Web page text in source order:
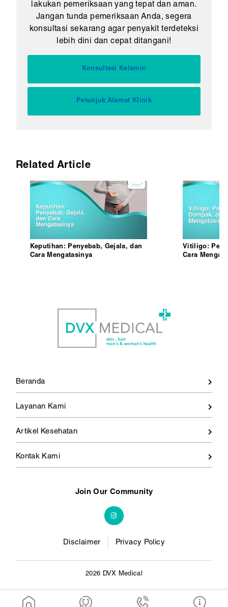
lakukan pemeriksaan yang tepat dan aman.
Jangan tunda pemeriksaan Anda, segera
konsultasi sekarang agar penyakit terdeteksi
lebih dini dan cepat ditangani!
Konsultasi Kelamin
Petunjuk Alamat Klinik
Related Article
Keputihan: Penyebab, Gejala, dan
Cara Mengatasinya
Vitiligo:
Cara
Beranda
Layanan Kami
Artikel Kesehatan
Kontak Kami
Join Our Community
Disclaimer Privacy Policy
2026 DVX Medical